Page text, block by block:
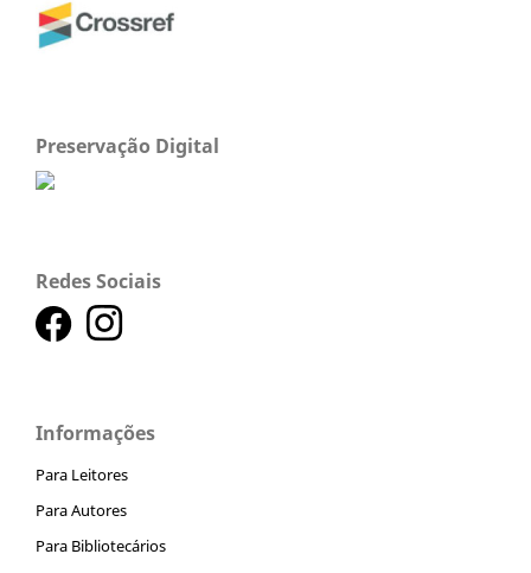
Preservação Digital
Redes Sociais
Informações
Para Leitores
Para Autores
Para Bibliotecários